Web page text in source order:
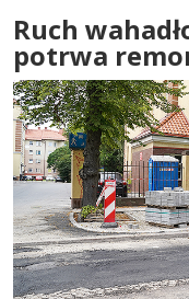
Ruch
potrwa